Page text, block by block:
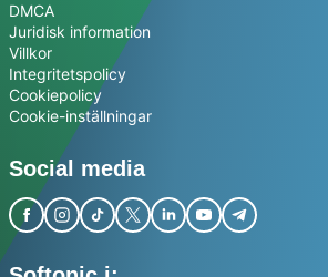
DMCA
Juridisk information
Villkor
Integritetspolicy
Cookiepolicy
Cookie-inställningar
Social media